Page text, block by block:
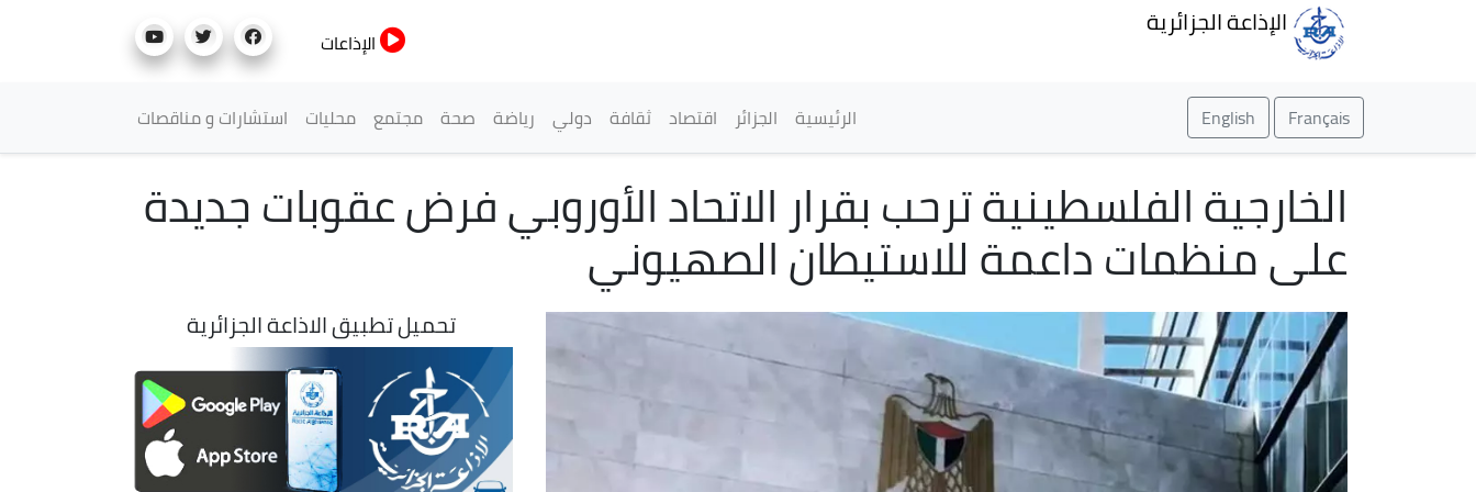
الإذاعة الجزائرية
الإذاعات
Français
English القائمة الرئيسية
الرئيسية الجزائر اقتصاد ثقافة دولي رياضة صحة مجتمع محليات استشارات و مناقصات
الخارجية الفلسطينية ترحب بقرار الاتحاد الأوروبي فرض عقوبات جديدة
على منظمات داعمة للاستيطان الصهيوني
تحميل تطبيق الاذاعة الجزائرية